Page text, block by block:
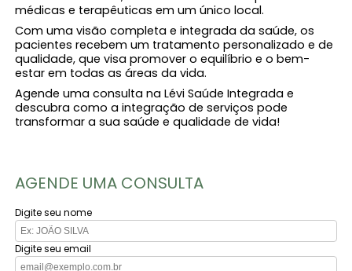
médicas e terapêuticas em um único local.
Com uma visão completa e integrada da saúde, os
pacientes recebem um tratamento personalizado e de
qualidade, que visa promover o equilíbrio e o bem-
estar em todas as áreas da vida.
Agende uma consulta na Lévi Saúde Integrada e
descubra como a integração de serviços pode
transformar a sua saúde e qualidade de vida!
AGENDE UMA CONSULTA
Digite seu nome
Digite seu email